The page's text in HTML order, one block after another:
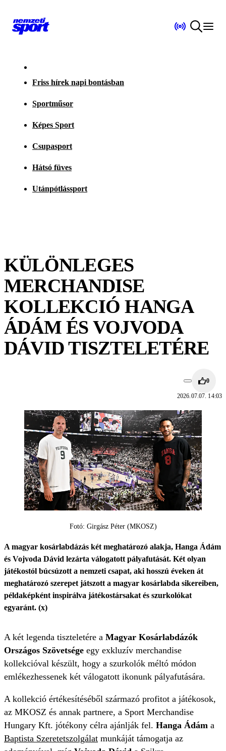
Friss hírek napi bontásban
Sportműsor
Képes Sport
Csupasport
Hátsó füves
Utánpótlássport
KÜLÖNLEGES
MERCHANDISE
KOLLEKCIÓ HANGA
ÁDÁM ÉS VOJVODA
DÁVID TISZTELETÉRE
0
2026.07.07. 14:03
Fotó: Girgász Péter (MKOSZ)
A magyar kosárlabdázás két meghatározó alakja, Hanga Ádám
és Vojvoda Dávid lezárta válogatott pályafutását. Két olyan
játékostól búcsúzott a nemzeti csapat, aki hosszú éveken át
meghatározó szerepet játszott a magyar kosárlabda sikereiben,
példaképként inspirálva játékostársakat és szurkolókat
egyaránt. (x)
A két legenda tiszteletére a Magyar Kosárlabdázók
Országos Szövetsége egy exkluzív merchandise
kollekcióval készült, hogy a szurkolók méltó módon
emlékezhessenek két válogatott ikonunk pályafutására.
A kollekció értékesítéséből származó profitot a játékosok,
az MKOSZ és annak partnere, a Sport Merchandise
Hungary Kft. jótékony célra ajánlják fel. Hanga Ádám a
Baptista Szeretetszolgálat munkáját támogatja az